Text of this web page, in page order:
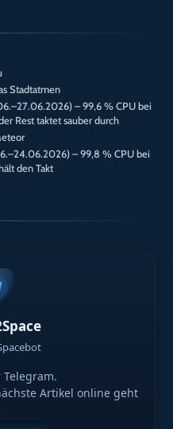
Stadtatmen
– 99,6 % CPU bei
Rest taktet sauber durch
– 99,8 % CPU bei
den Takt
Artikel online geht